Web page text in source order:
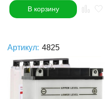
В корзину
Артикул: 4825